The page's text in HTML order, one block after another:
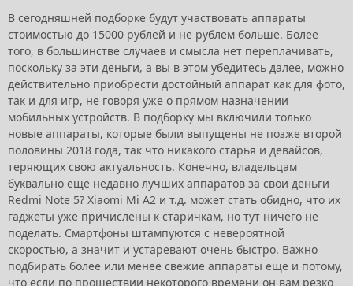
В сегодняшней подборке будут участвовать аппараты
стоимостью до 15000 рублей и не рублем больше. Более
того, в большинстве случаев и смысла нет переплачивать,
поскольку за эти деньги, а вы в этом убедитесь далее, можно
действительно приобрести достойный аппарат как для фото,
так и для игр, не говоря уже о прямом назначении
мобильных устройств. В подборку мы включили только
новые аппараты, которые были выпущены не позже второй
половины 2018 года, так что никакого старья и девайсов,
теряющих свою актуальность. Конечно, владельцам
буквально еще недавно лучших аппаратов за свои деньги
Redmi Note 5? Xiaomi Mi A2 и т.д. может стать обидно, что их
гаджеты уже причислены к старичкам, но тут ничего не
поделать. Смартфоны штампуются с невероятной
скоростью, а значит и устаревают очень быстро. Важно
подбирать более или менее свежие аппараты еще и потому,
что если по прошествии некоторого времени он вам резко